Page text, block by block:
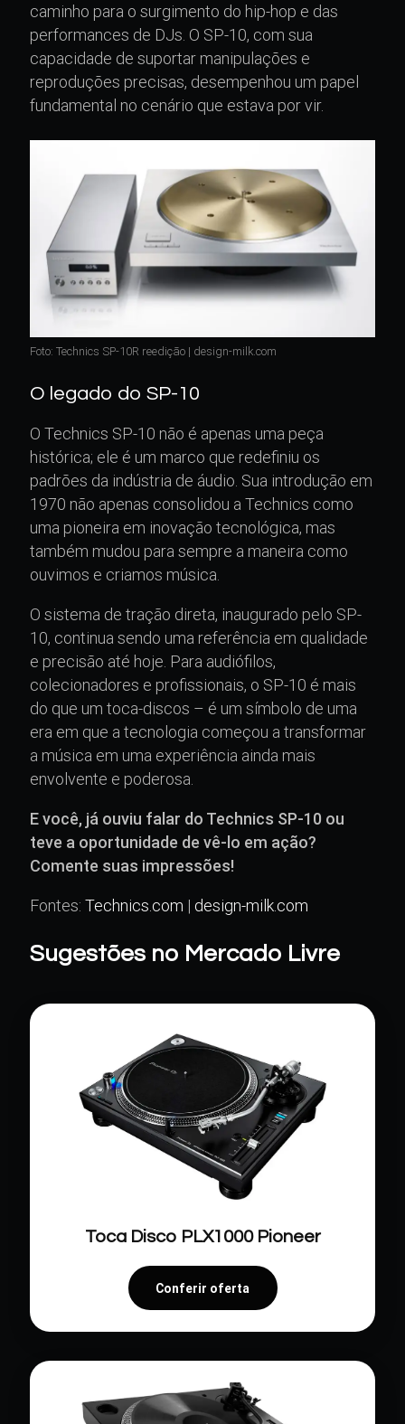
caminho para o surgimento do hip-hop e das
performances de DJs. O SP-10, com sua
capacidade de suportar manipulações e
reproduções precisas, desempenhou um papel
fundamental no cenário que estava por vir.
Foto: Technics SP-10R reedição | design-milk.com
O legado do SP-10
O Technics SP-10 não é apenas uma peça
histórica; ele é um marco que redefiniu os
padrões da indústria de áudio. Sua introdução em
1970 não apenas consolidou a Technics como
uma pioneira em inovação tecnológica, mas
também mudou para sempre a maneira como
ouvimos e criamos música.
O sistema de tração direta, inaugurado pelo SP-
10, continua sendo uma referência em qualidade
e precisão até hoje. Para audiófilos,
colecionadores e profissionais, o SP-10 é mais
do que um toca-discos – é um símbolo de uma
era em que a tecnologia começou a transformar
a música em uma experiência ainda mais
envolvente e poderosa.
E você, já ouviu falar do Technics SP-10 ou
teve a oportunidade de vê-lo em ação?
Comente suas impressões!
Fontes: Technics.com | design-milk.com
Sugestões no Mercado Livre
Toca Disco PLX1000 Pioneer
Conferir oferta